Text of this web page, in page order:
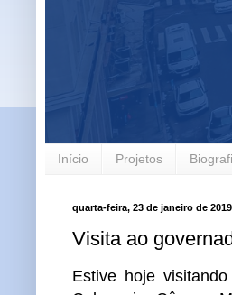
Início Projetos
quarta-feira, 23 de janeiro de 2019
Visita ao
Estive hoje